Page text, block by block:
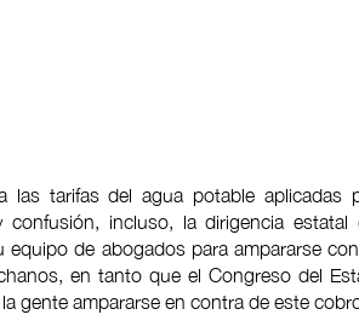
tarifas del agua potable aplicadas
confusión, incluso, la dirigencia
de abogados para ampararse
en tanto que el Congreso del
gente ampararse en contra de este